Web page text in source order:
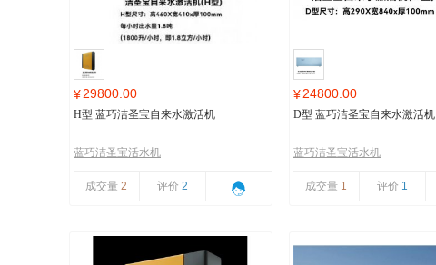
¥29800.00
H型 蓝巧洁圣宝自来水激活机
蓝巧洁圣宝活水机
成交量 2 评价 2
¥24800.00
D型 蓝巧洁圣宝自来水激活机
蓝巧洁圣宝活水机
成交量 1 评价 1